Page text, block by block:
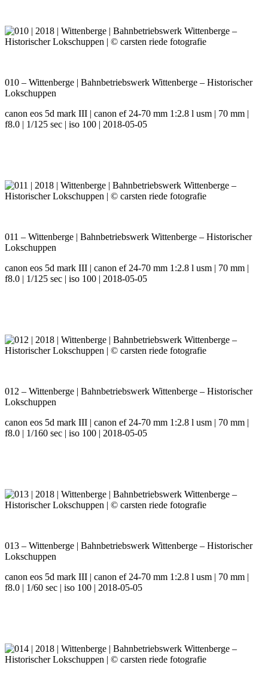
010 – Wittenberge | Bahnbetriebswerk Wittenberge – Historischer
Lokschuppen
canon eos 5d mark III | canon ef 24-70 mm 1:2.8 l usm | 70 mm |
f8.0 | 1/125 sec | iso 100 | 2018-05-05
011 – Wittenberge | Bahnbetriebswerk Wittenberge – Historischer
Lokschuppen
canon eos 5d mark III | canon ef 24-70 mm 1:2.8 l usm | 70 mm |
f8.0 | 1/125 sec | iso 100 | 2018-05-05
012 – Wittenberge | Bahnbetriebswerk Wittenberge – Historischer
Lokschuppen
canon eos 5d mark III | canon ef 24-70 mm 1:2.8 l usm | 70 mm |
f8.0 | 1/160 sec | iso 100 | 2018-05-05
013 – Wittenberge | Bahnbetriebswerk Wittenberge – Historischer
Lokschuppen
canon eos 5d mark III | canon ef 24-70 mm 1:2.8 l usm | 70 mm |
f8.0 | 1/60 sec | iso 100 | 2018-05-05